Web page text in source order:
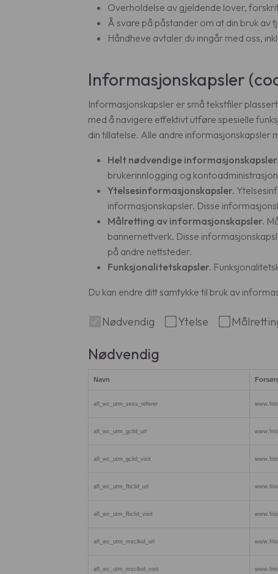
Overholdelse av gjeldende lover,
Å svare på påstander om at din bruk av
Håndheve avtaler du inngår med oss,
Informasjonskapsler
Informasjonskapsler er små tekstfiler
med å navigere effektivt utføre spesielle
din tillatelse. Alle andre informasjonskapsler
Helt nødvendige informasjonskapsler.
brukerinnlogging og
Ytelsesinformasjonskapsler.
informasjonskapsler. Disse
Målretting av informasjonskapsler.
bannernettverk. Disse
på andre nettsteder.
Funksjonalitetskapsler.
Du kan endre ditt samtykke til bruk av
Nødvendig Ytelse
Nødvendig
Navn
afl_wc_utm_sess_referer
afl_wc_utm_gclid_url
afl_wc_utm_gclid_visit
afl_wc_utm_fbclid_url
afl_wc_utm_fbclid_visit
afl_wc_utm_msclkid_url
afl_wc_utm_msclkid_visit